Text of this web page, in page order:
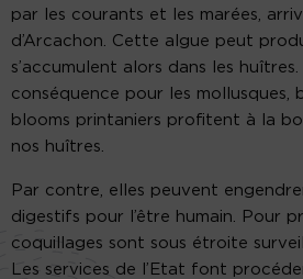
par les courants et les marées,
d’Arcachon. Cette algue peut
s’accumulent alors dans les huîtres.
conséquence pour les mollusques,
blooms printaniers profitent à la
nos huîtres.
Par contre, elles peuvent
digestifs pour l’être humain. Pour
coquillages sont sous étroite
Les services de l’Etat font